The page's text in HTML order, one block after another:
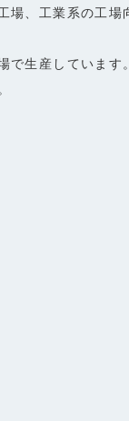
、工業系の工場
で生産しています